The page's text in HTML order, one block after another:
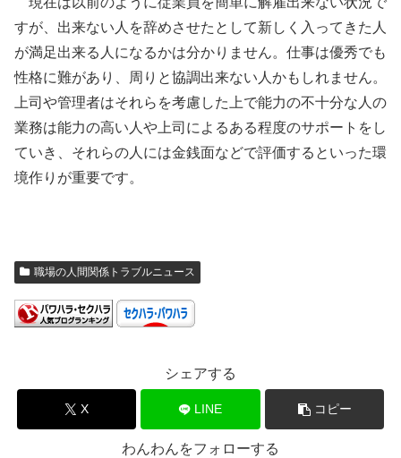
すが、出来ない人を辞めさせたとして新しく入ってきた人
が満足出来る人になるかは分かりません。仕事は優秀でも
性格に難があり、周りと協調出来ない人かもしれません。
上司や管理者はそれらを考慮した上で能力の不十分な人の
業務は能力の高い人や上司によるある程度のサポートをし
ていき、それらの人には金銭面などで評価するといった環
境作りが重要です。
職場の人間関係トラブルニュース
シェアする
X LINE コピー
わんわんをフォローする